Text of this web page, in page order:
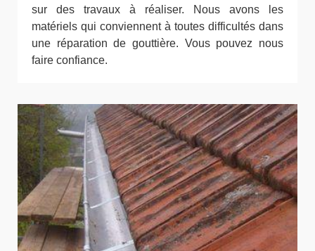
sur des travaux à réaliser. Nous avons les
matériels qui conviennent à toutes difficultés dans
une réparation de gouttière. Vous pouvez nous
faire confiance.